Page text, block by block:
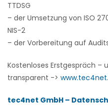
TTDSG
– der Umsetzung von ISO
NIS-2
– der Vorbereitung auf
Kostenloses Erstgespräch –
transparent ->
tec4net GmbH –